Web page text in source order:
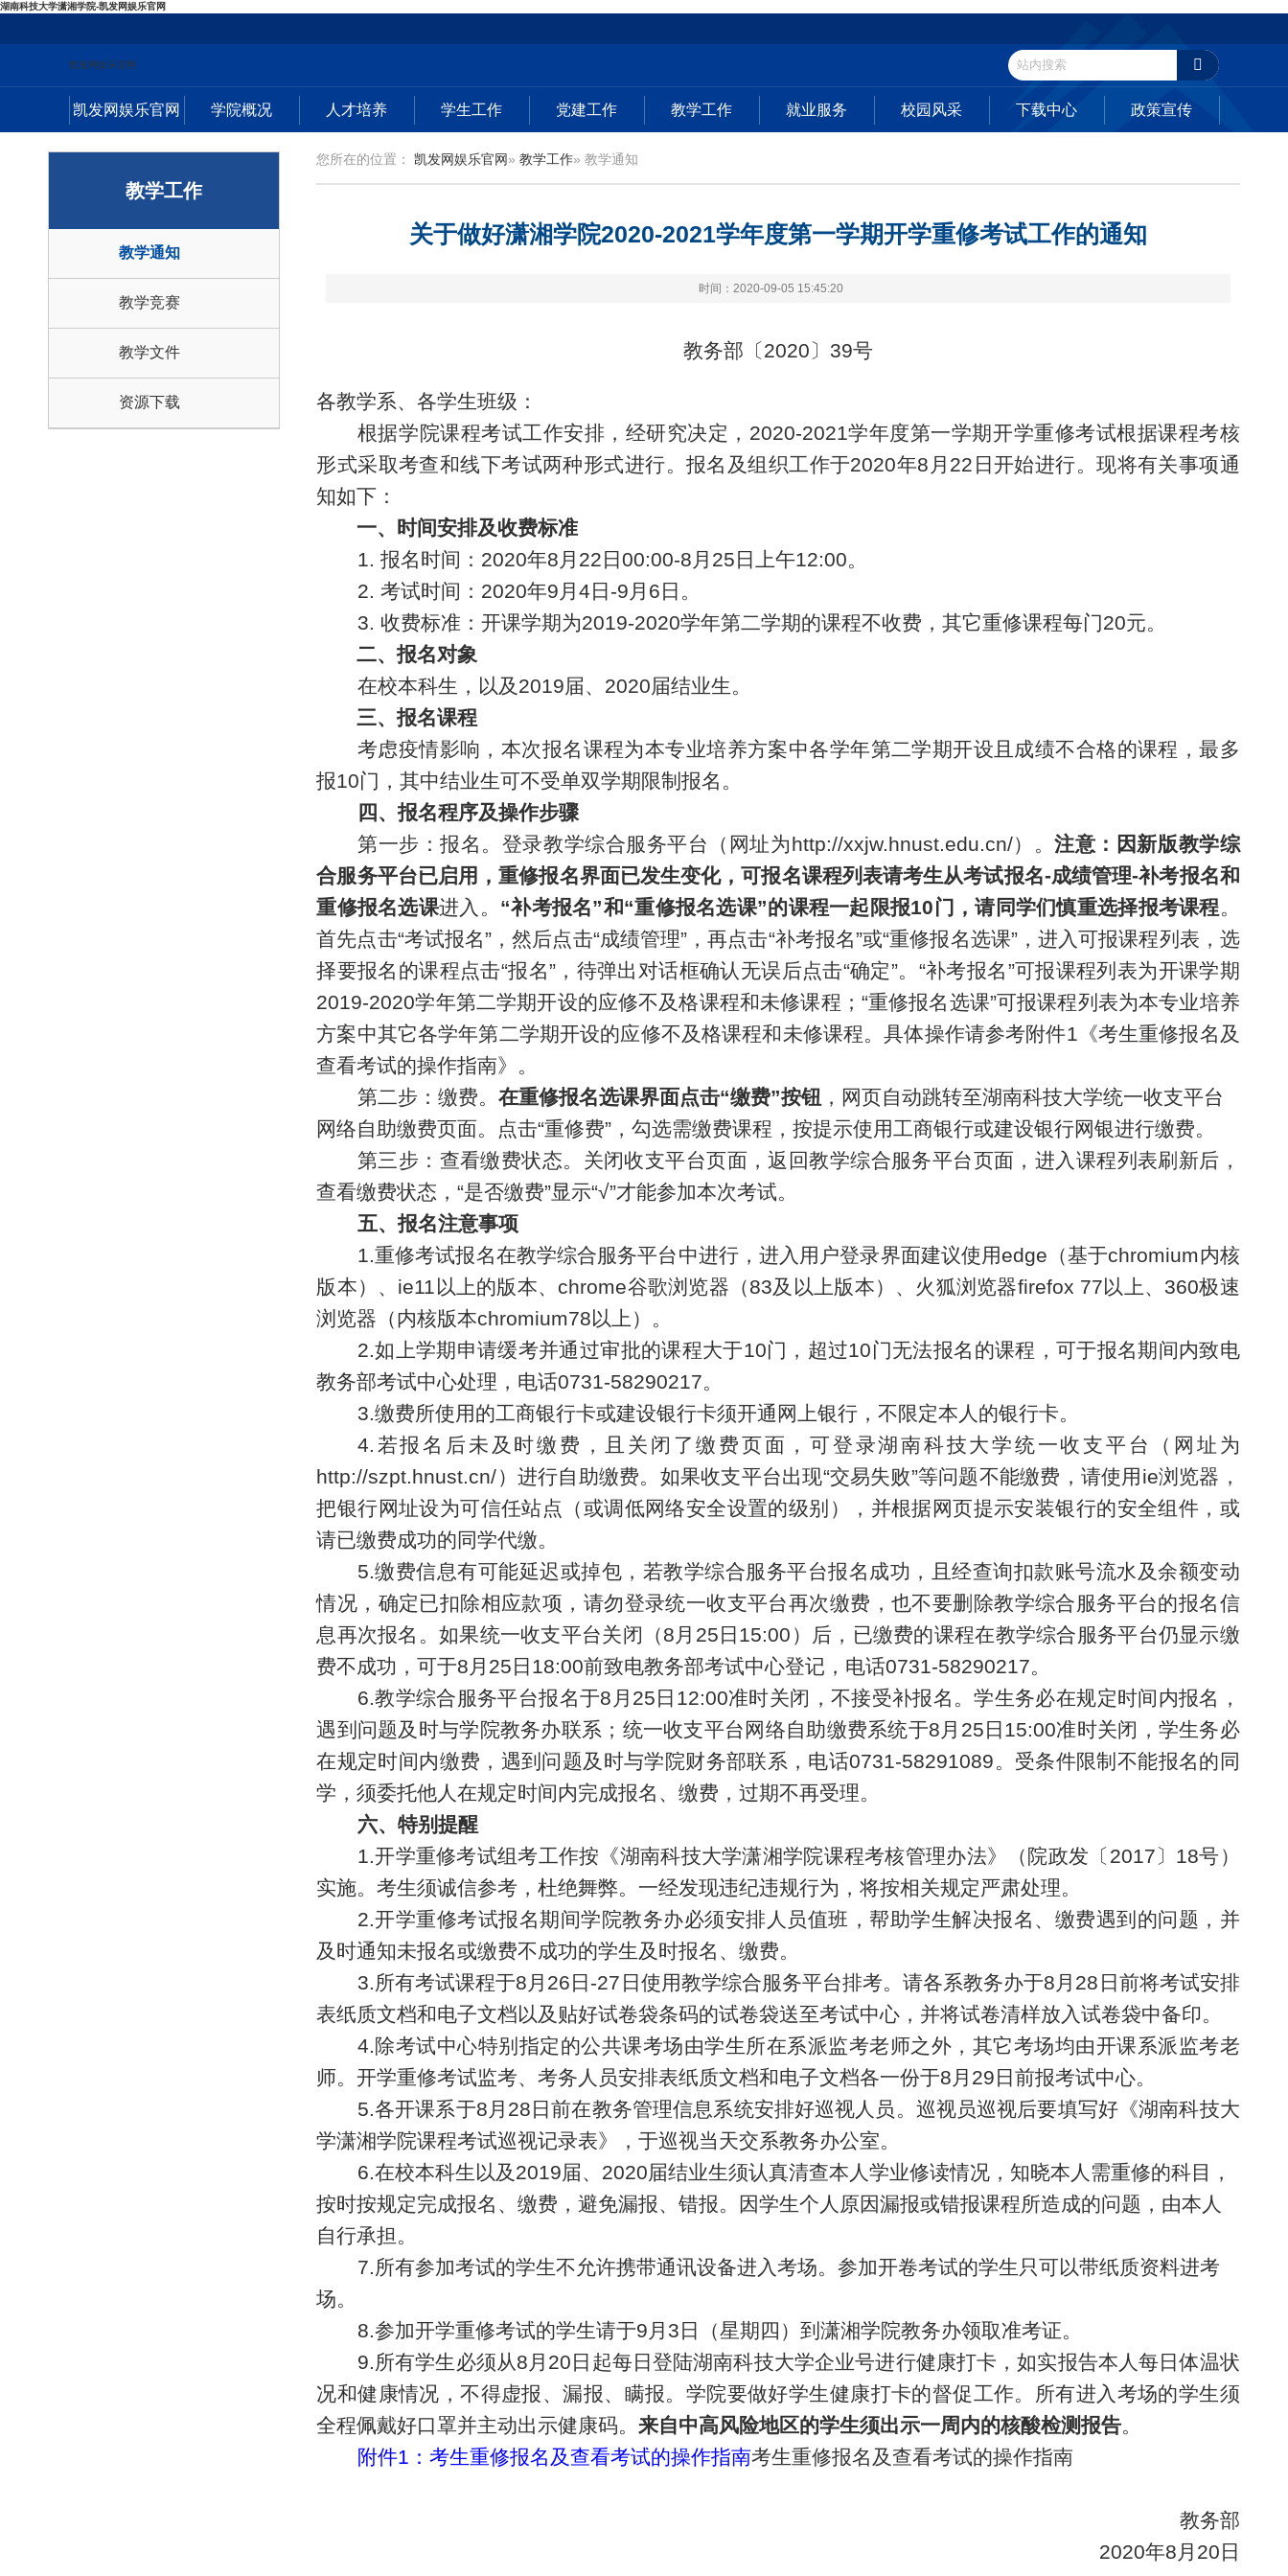
湖南科技大学潇湘学院-凯发网娱乐官网
凯发网娱乐官网
凯发网娱乐官网 学院概况 人才培养 学生工作 党建工作 教学工作 就业服务 校园风采 下载中心 政策宣传
教学工作
教学通知
教学竞赛
教学文件
资源下载
您所在的位置：凯发网娱乐官网»教学工作» 教学通知
关于做好潇湘学院2020-2021学年度第一学期开学重修考试工作的通知
时间：2020-09-05 15:45:20
教务部〔2020〕 39号
各教学系、各学生班级：
根据学院课程考试工作安排，经研究决定， 2020-2021学年度第一学期开学重修考试根据课程考核
形式采取考查和线下考试两种形式进行。报名及组织工作于2020年8 月 22 日开始进行。现将有关事项通
知如下：
一、时间安排及收费标准
1. 报名时间：2020年8月 22 日 00:00-8月 25 日 上午12:00。
2. 考试时间：2020年9月 4 日-9月 6 日。
3. 收费标准： 开课学期为2019-2020学年第二学期的课程不收费， 其它重修课程每门20元。
二、报名对象
在校本科生，以及2019届、2020届结业生。
三、报名课程
考虑疫情影响，本次报名课程为本专业培养方案中各学年第二学期开设且成绩不合格的课程 ，最多
报10门 ，其中结业生可不受单双学期限制报名。
四、报名程序及操作步骤
第一步：报名。登录教学综合服务平台 （网址为http://xxjw.hnust.edu.cn/）。注意： 因新版教学综
合服务平台已启用 ，重修报名界面已发生变化，可报名课程列表请考生从考试报名-成绩管理-补考报名和
重修报名选课进入 。 “补考报名”和“重修报名选课”的课程一起限报10门，请同学们慎重选择报考课程。
首先点击“考试报名” ，然后点击“成绩管理” ，再点击“补考报名”或“重修报名选课”，进入可报课程列表 ， 选
择要报名的课程点击“报名”，待弹出对话框确认无误后点击“确定”。 “补考报名”可报课程列表为开课学期
2019-2020学年第二学期开设的应修不及格课程和未修课程 ； “重修报名选课”可报课程列表为本专业培养
方案中其它各学年第二学期开设的应修不及格课程和未修课程。具体操作请参考附件1《考生重修报名及
查看考试的操作指南》。
第二步：缴费。 在重修报名选课界面点击“缴费”按钮，网页自动跳转至湖南科技大学统一收支平台
网络自助缴费页面。点击“重修费” ，勾选需缴费课程，按提示使用工商银行或建设银行网银进行缴费。
第三步：查看缴费状态。关闭收支平台页面，返回教学综合服务平台页面，进入课程列表刷新后，
查看缴费状态，“是否缴费”显示“√”才能参加本次考试。
五、报名注意事项
1.重修考试报名在教学综合服务平台中进行，进入用户登录界面建议使用edge（基于chromium内核
版本）、ie11以上的版本、chrome谷歌浏览器（83及以上版本）、火狐浏览器firefox 77以上、360极速
浏览器（内核版本chromium78以上）。
2.如上学期申请缓考并通过审批的课程大于10门，超过10门无法报名的课程，可于报名期间内致电
教务部考试中心处理，电话0731-58290217。
3.缴费所使用的工商银行卡或建设银行卡须开通网上银行，不限定本人的银行卡。
4.若报名后未及时缴费，且关闭了缴费页面，可登录湖南科技大学统一收支平台（网址为
http://szpt.hnust.cn/）进行自助缴费。如果收支平台出现“交易失败”等问题不能缴费，请使用ie浏览器，
把银行网址设为可信任站点（或调低网络安全设置的级别），并根据网页提示安装银行的安全组件，或
请已缴费成功的同学代缴。
5.缴费信息有可能延迟或掉包，若教学综合服务平台报名成功，且经查询扣款账号流水及余额变动
情况，确定已扣除相应款项，请勿登录统一收支平台再次缴费，也不要删除教学综合服务平台的报名信
息再次报名。如果统一收支平台关闭（8月 25 日 15:00）后，已缴费的课程在教学综合服务平台仍显示缴
费不成功，可于8月 25 日 18:00前致电教务部考试中心登记，电话0731-58290217。
6.教学综合服务平台报名于8 月 25 日 12:00准时关闭 ， 不接受补报名。学生务必在规定时间内报名，
遇到问题及时与学院教务办联系；统一收支平台网络自助缴费系统于8月 25 日 15:00准时关闭，学生务必
在规定时间内缴费， 遇到问题及时与学院财务部联系 ， 电话0731-58291089。受条件限制不能报名的同
学，须委托他人在规定时间内完成报名、缴费，过期不再受理。
六、 特别提醒
1.开学重修考试组考工作按 《湖南科技大学潇湘学院课程考核管理办法》（院政发〔2017〕18号）
实施。考生须诚信参考，杜绝舞弊。一经发现违纪违规行为，将按相关规定严肃处理。
2.开学重修考试报名期间学院教务办必须安排人员值班，帮助学生解决报名、缴费遇到的问题，并
及时通知未报名或缴费不成功的学生及时报名、缴费。
3.所有考试课程于8月 26 日-27 日使用教学综合服务平台排考。请各系教务办于8月28日前将考试安排
表纸质文档和电子文档以及贴好试卷袋条码的试卷袋送至考试中心 ， 并将试卷清样放入试卷袋中备印。
4.除考试中心特别指定的公共课考场由学生所在系派监考老师之外，其它考场均由开课系派监考老
师。开学重修考试监考、考务人员安排表纸质文档和电子文档各一份于8月 29 日前报考试中心。
5.各开课系于8月 28 日前在教务管理信息系统安排好巡视人员。 巡视员巡视后要填写好 《湖南科技大
学潇湘学院课程考试巡视记录表》，于巡视当天交系教务办公室。
6.在校本科生以及2019届、2020届结业生须认真清查本人学业修读情况，知晓本人需重修的科目，
按时按规定完成报名、缴费，避免漏报、错报。
因学生个人原因漏报或错报课程所造成的问题，由本人
自行承担。
7.所有参加考试的学生不允许携带通讯设备进入考场。参加开卷考试的学生只可以带纸质资料进考
场。
8.参加开学重修考试的学生请于9月 3 日 （星期四） 到潇湘学院教务办领取准考证。
9.所有学生必须从8月20日起每日登陆湖南科技大学企业号进行健康打卡，如实报告本人每日体温状
况和健康情况，不得虚报、漏报、瞒报。学院要做好学生健康打卡的督促工作。所有进入考场的学生须
全程佩戴好口罩并主动出示健康码。来自中高风险地区的学生须出示一周内的核酸检测报告。
附件1：考生重修报名及查看考试的操作指南考生重修报名及查看考试的操作指南
教务部
2020年8月 20 日